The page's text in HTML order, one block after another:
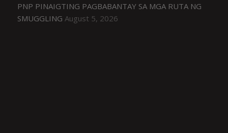
PNP PINAIGTING PAGBABANTAY SA MGA RUTA NG
SMUGGLING August 5, 2026